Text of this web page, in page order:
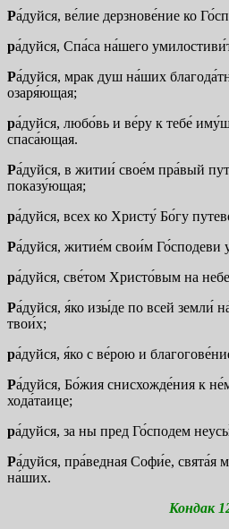
Ра́дуйся, ве́лие дерзнове́ние ко
ра́дуйся, Спа́са на́шего
Ра́дуйся, мрак душ на́ших
озаря́ющая;
ра́дуйся, любо́вь и ве́ру к тебе́
спаса́ющая.
Ра́дуйся, в житии́ свое́м пра́вый
показу́ющая;
ра́дуйся, всех ко Христу́ Бо́гу
Ра́дуйся, житие́м свои́м Го́сподеви
ра́дуйся, све́том Христо́вым на
Ра́дуйся, я́ко изы́де по всей земли́
твои́х;
ра́дуйся, я́ко с ве́рою и
Ра́дуйся, Бо́жия снисхожде́ния к
хода́таице;
ра́дуйся, за ны пред Го́сподем
Ра́дуйся, пра́ведная Софи́е, свята́я
на́ших.
Кондак